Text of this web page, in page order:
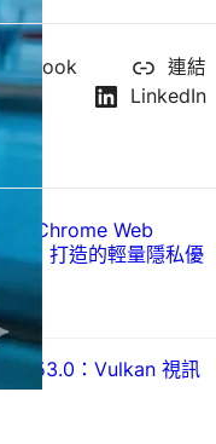
連結
LinkedIn
Chrome Web
V3 打造的輕量隱私優
153.0：Vulkan 視訊